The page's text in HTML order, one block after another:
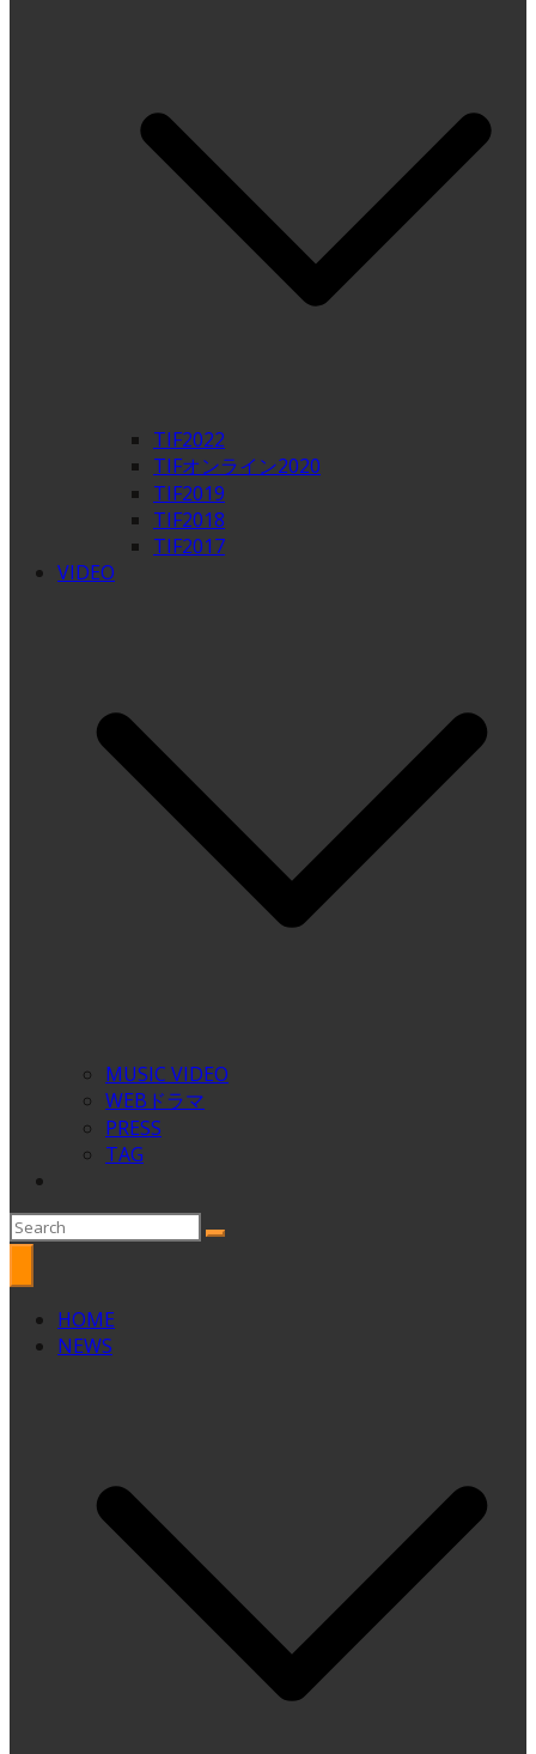
TIF2022
TIFオンライン2020
TIF2019
TIF2018
TIF2017
VIDEO
MUSIC VIDEO
WEBドラマ
PRESS
TAG
HOME
NEWS